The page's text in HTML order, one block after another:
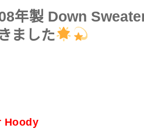
年製 Down
ました
Hoody